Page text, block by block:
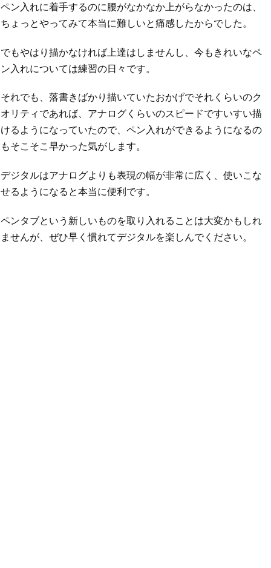
ペン入れに着手するのに腰がなかなか上がらなかったのは、
ちょっとやってみて本当に難しいと痛感したからでした。
でもやはり描かなければ上達はしませんし、今もきれいなペ
ン入れについては練習の日々です。
それでも、落書きばかり描いていたおかげでそれくらいのク
オリティであれば、アナログくらいのスピードですいすい描
けるようになっていたので、ペン入れができるようになるの
もそこそこ早かった気がします。
デジタルはアナログよりも表現の幅が非常に広く、使いこな
せるようになると本当に便利です。
ペンタブという新しいものを取り入れることは大変かもしれ
ませんが、ぜひ早く慣れてデジタルを楽しんでください。